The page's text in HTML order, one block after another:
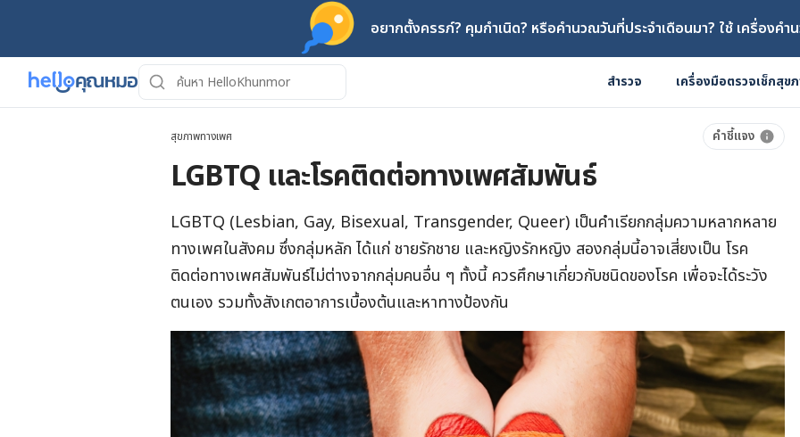
อยากตั้งครรภ์? คุมกำเนิด? หรือคำนวณวันที่ประจำเดือนมา? ใช้ เครื่องคำ
สำรวจ เครื่องมือตรวจเช็กสุข
สุขภาพทางเพศ คำชี้แจง
LGBTQ และโรคติดต่อทางเพศสัมพันธ์
LGBTQ (Lesbian, Gay, Bisexual, Transgender, Queer) เป็นคำเรียกกลุ่มความหลากหลาย
ทางเพศในสังคม ซึ่งกลุ่มหลัก ได้แก่ ชายรักชาย และหญิงรักหญิง สองกลุ่มนี้อาจเสี่ยงเป็น โรค
ติดต่อทางเพศสัมพันธ์ไม่ต่างจากกลุ่มคนอื่น ๆ ทั้งนี้ ควรศึกษาเกี่ยวกับชนิดของโรค เพื่อจะได้ระวัง
ตนเอง รวมทั้งสังเกตอาการเบื้องต้นและหาทางป้องกัน